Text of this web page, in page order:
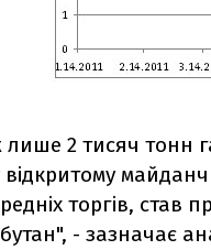
2 тисяч тонн
торгів, став
- зазначає